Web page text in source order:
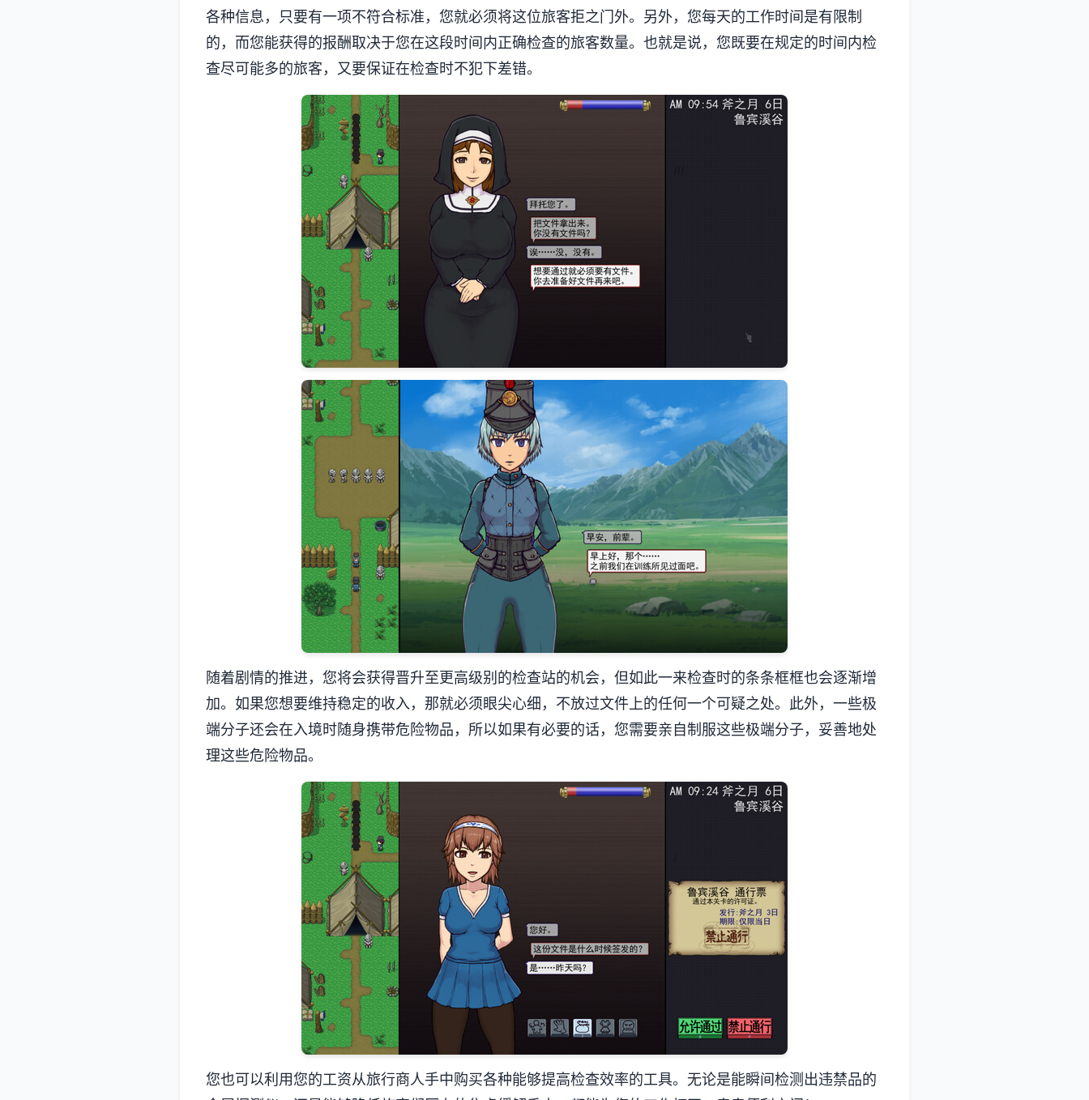
各种信息，只要有一项不符合标准，您就必须将这位旅客拒之门外。另外，您每天的工作时间是有限制
的，而您能获得的报酬取决于您在这段时间内正确检查的旅客数量。也就是说，您既要在规定的时间内检
查尽可能多的旅客，又要保证在检查时不犯下差错。
随着剧情的推进，您将会获得晋升至更高级别的检查站的机会，但如此一来检查时的条条框框也会逐渐增
加。如果您想要维持稳定的收入，那就必须眼尖心细，不放过文件上的任何一个可疑之处。此外，一些极
端分子还会在入境时随身携带危险物品，所以如果有必要的话，您需要亲自制服这些极端分子，妥善地处
理这些危险物品。
您也可以利用您的工资从旅行商人手中购买各种能够提高检查效率的工具。无论是能瞬间检测出违禁品的